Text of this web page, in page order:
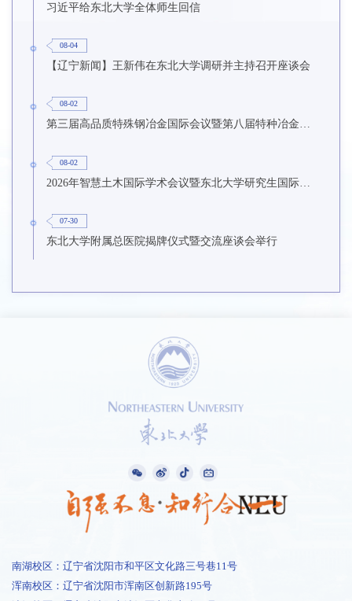
习近平给东北大学全体师生回信
08-04
【辽宁新闻】王新伟在东北大学调研并主持召开座谈会
08-02
第三届高品质特殊钢冶金国际会议暨第八届特种冶金技术学术会议在东北大学召开
08-02
2026年智慧土木国际学术会议暨东北大学研究生国际暑期学校第九期在东北大学召开
07-30
东北大学附属总医院揭牌仪式暨交流座谈会举行
南湖校区：辽宁省沈阳市和平区文化路三号巷11号
浑南校区：辽宁省沈阳市浑南区创新路195号